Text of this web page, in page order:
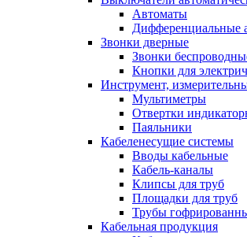
Автоматы
Дифференциальные
Звонки дверные
Звонки
Кнопки для
Инструмент,
Мультиметры
Отвертки
Паяльники
Кабеленесущие системы
Вводы кабельные
Кабель-каналы
Клипсы для труб
Площадки для труб
Трубы
Кабельная продукция